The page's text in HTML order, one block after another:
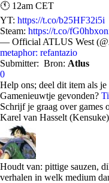
🕚 12am CET
YT: https://t.co/b25HF32i5i
Steam: https://t.co/
— Official ATLUS West
metaphor: refantazio
Submitter: Bron: Atlus
0
Help ons; deel dit item als
Gamenieuwtje gevonden?
Schrijf je graag over games
Karel van Hasselt (Kensuke)
Houdt van: pittige sauzen,
verhalen in welk medium